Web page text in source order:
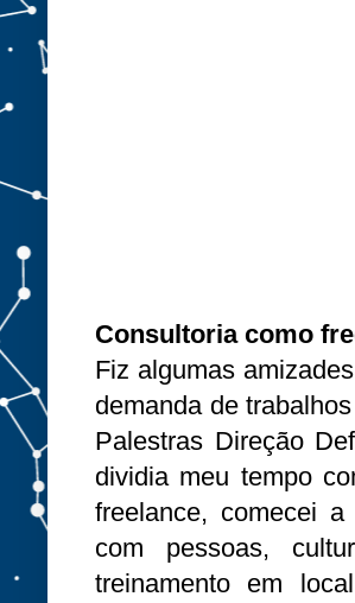
Consultoria como
Fiz algumas
demanda de
Palestras Direção
dividia meu tempo
freelance, comecei
com pessoas,
treinamento em